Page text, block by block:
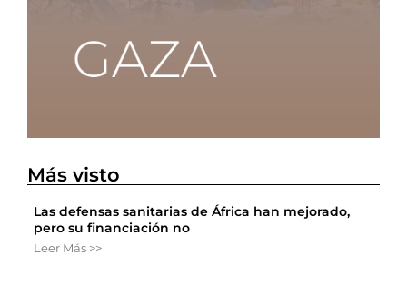
Más visto
Las defensas sanitarias de África han mejorado,
pero su financiación no
Leer Más >>